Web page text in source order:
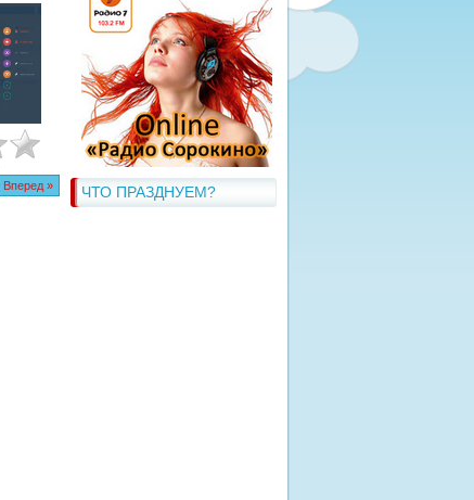
ЧТО ПРАЗДНУЕМ?
Вперед »